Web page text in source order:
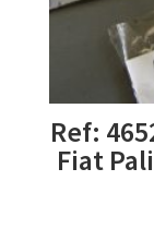
Ref:
Fiat